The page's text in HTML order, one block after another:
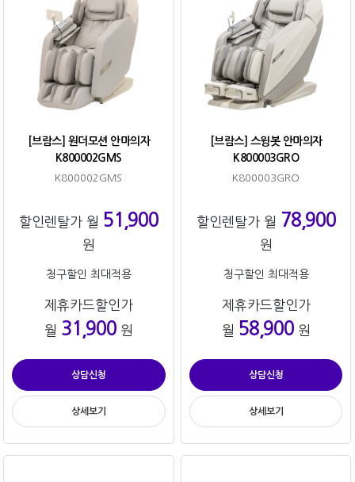
[브람스] 원더모션 안마의자
K800002GMS
K800002GMS
할인렌탈가 월 51,900
원
청구할인 최대적용
제휴카드할인가
월 31,900원
상담신청
상세보기
[브람스] 스윙봇 안마의자
K800003GRO
K800003GRO
할인렌탈가 월 78,900
원
청구할인 최대적용
제휴카드할인가
월 58,900원
상담신청
상세보기